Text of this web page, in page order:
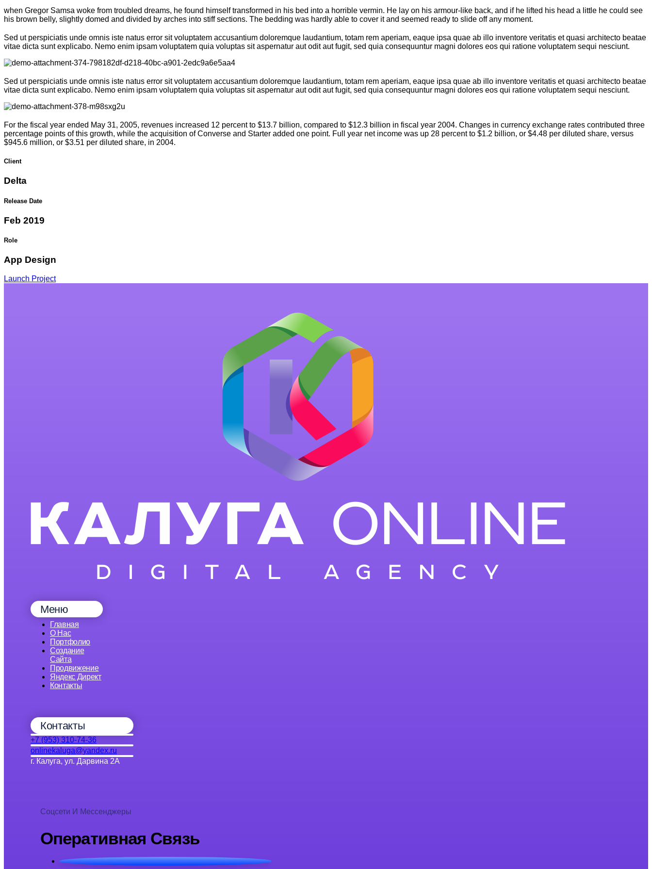
when Gregor Samsa woke from troubled dreams, he found himself transformed in his bed into a horrible vermin. He lay on his armour-like back, and if he lifted his head a little he could see
his brown belly, slightly domed and divided by arches into stiff sections. The bedding was hardly able to cover it and seemed ready to slide off any moment.
Sed ut perspiciatis unde omnis iste natus error sit voluptatem accusantium doloremque laudantium, totam rem aperiam, eaque ipsa quae ab illo inventore veritatis et quasi architecto beatae
vitae dicta sunt explicabo. Nemo enim ipsam voluptatem quia voluptas sit aspernatur aut odit aut fugit, sed quia consequuntur magni dolores eos qui ratione voluptatem sequi nesciunt.
Sed ut perspiciatis unde omnis iste natus error sit voluptatem accusantium doloremque laudantium, totam rem aperiam, eaque ipsa quae ab illo inventore veritatis et quasi architecto beatae
vitae dicta sunt explicabo. Nemo enim ipsam voluptatem quia voluptas sit aspernatur aut odit aut fugit, sed quia consequuntur magni dolores eos qui ratione voluptatem sequi nesciunt.
For the fiscal year ended May 31, 2005, revenues increased 12 percent to $13.7 billion, compared to $12.3 billion in fiscal year 2004. Changes in currency exchange rates contributed three
percentage points of this growth, while the acquisition of Converse and Starter added one point. Full year net income was up 28 percent to $1.2 billion, or $4.48 per diluted share, versus
$945.6 million, or $3.51 per diluted share, in 2004.
Client
Delta
Release Date
Feb 2019
Role
App Design
Launch Project
Меню
Главная
О Нас
Портфолио
Создание
Сайта
Продвижение
Яндекс Директ
Контакты
Контакты
+7 (953) 310-74-36
onlinekaluga@yandex.ru
г. Калуга, ул. Дарвина 2А
Соцсети И Мессенджеры
Оперативная Связь